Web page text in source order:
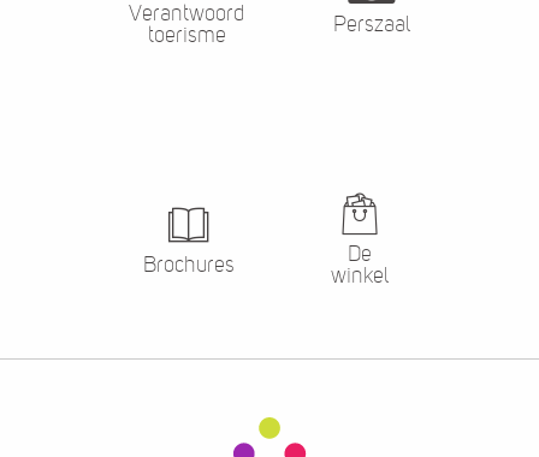
Verantwoord
toerisme
Perszaal
Brochures
De
winkel